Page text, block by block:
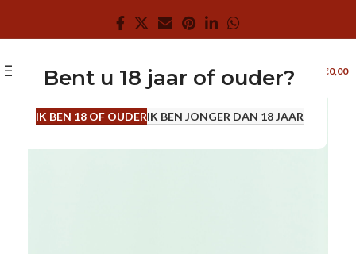
Bent u 18 jaar of ouder?
IK BEN 18 OF OUDERIK BEN JONGER DAN 18 JAAR
MENU €0,00
0.7 L